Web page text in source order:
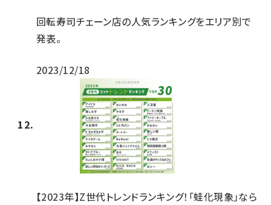
回転寿司チェーン店の人気ランキングをエリア別で
発表。
2023/12/18
【2023年】Z世代トレンドランキング！「蛙化現象」なら